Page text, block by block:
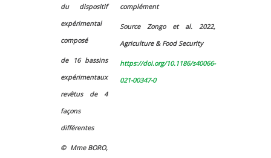
du dispositif
expérimental
composé
de 16 bassins
expérimentaux
revêtus de 4
façons
différentes
© Mme BORO,
complément
Source Zongo et al. 2022,
Agriculture & Food Security
https://doi.org/10.1186/s40066-
021-00347-0